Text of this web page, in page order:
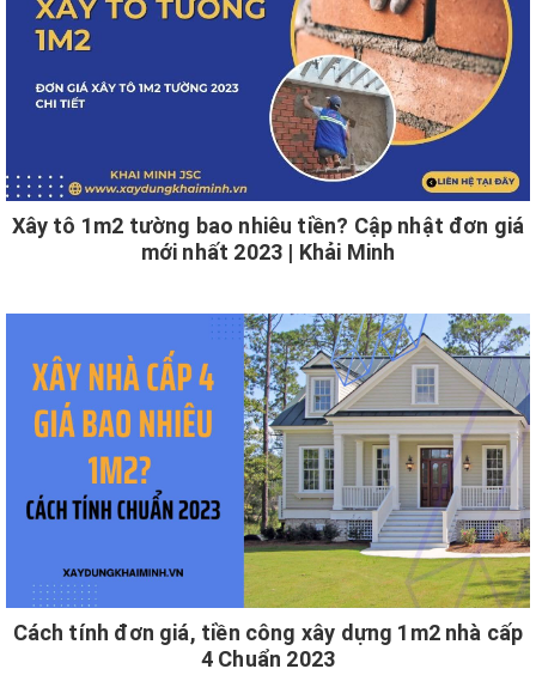
Xây tô 1m2 tường bao nhiêu tiền? Cập nhật đơn giá
mới nhất 2023 | Khải Minh
Cách tính đơn giá, tiền công xây dựng 1m2 nhà cấp
4 Chuẩn 2023